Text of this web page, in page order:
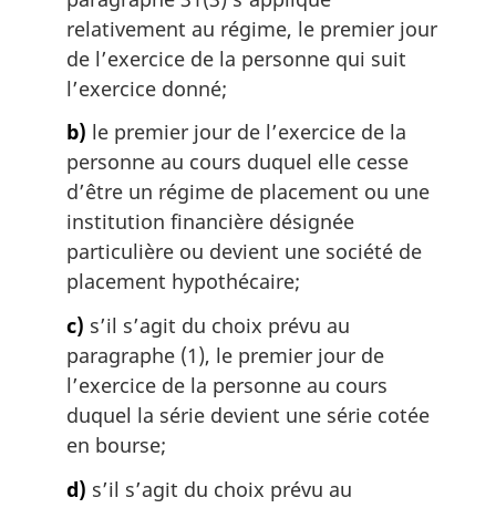
relativement au régime, le premier jour
de l’exercice de la personne qui suit
l’exercice donné;
b) le premier jour de l’exercice de la
personne au cours duquel elle cesse
d’être un régime de placement ou une
institution financière désignée
particulière ou devient une société de
placement hypothécaire;
c) s’il s’agit du choix prévu au
paragraphe (1), le premier jour de
l’exercice de la personne au cours
duquel la série devient une série cotée
en bourse;
d) s’il s’agit du choix prévu au